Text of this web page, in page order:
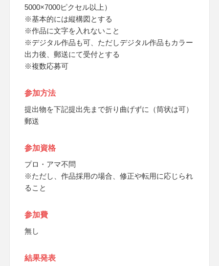
5000×7000ピクセル以上）
※基本的には縦構図とする
※作品に文字を入れないこと
※デジタル作品も可、ただしデジタル作品もカラー
出力後、郵送にて受付とする
※複数応募可
参加方法
提出物を下記提出先まで折り曲げずに（筒状は可）
郵送
参加資格
プロ・アマ不問
※ただし、作品採用の場合、修正や転用に応じられ
ること
参加費
無し
結果発表